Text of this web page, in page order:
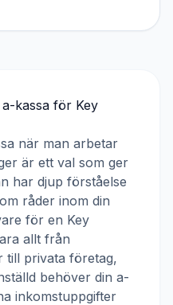
kassa för Key
när man arbetar
är ett val som ger
har djup förståelse
råder inom din
för en Key
allt från
till privata företag,
behöver din a-
inkomstuppgifter